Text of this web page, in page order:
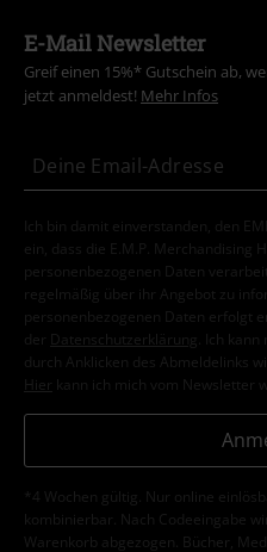
E-Mail Newsletter
Greif einen 15%* Gutschein ab,
jetzt anmeldest! Mehr Infos
Ich bin damit einverstanden, den
ein, dass die E.M.P. Merchandising
personenbezogenen Daten
regelmäßig über ihr Angebot zu
personenbezogenen Daten erfolgt
der
Datenschutzerklärung
. Ich
durch Anklicken des Abmeldelinks
Hier kann ich mich vom Newsletter
*4 Wochen gültig. Nur online
kombinierbar. Nach Codeeingabe
Warenkorb abgezogen. Bücher,